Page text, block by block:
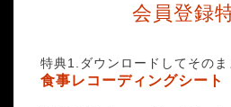
会員登録
特典1.ダウンロードしてそのま
食事レコーディングシート